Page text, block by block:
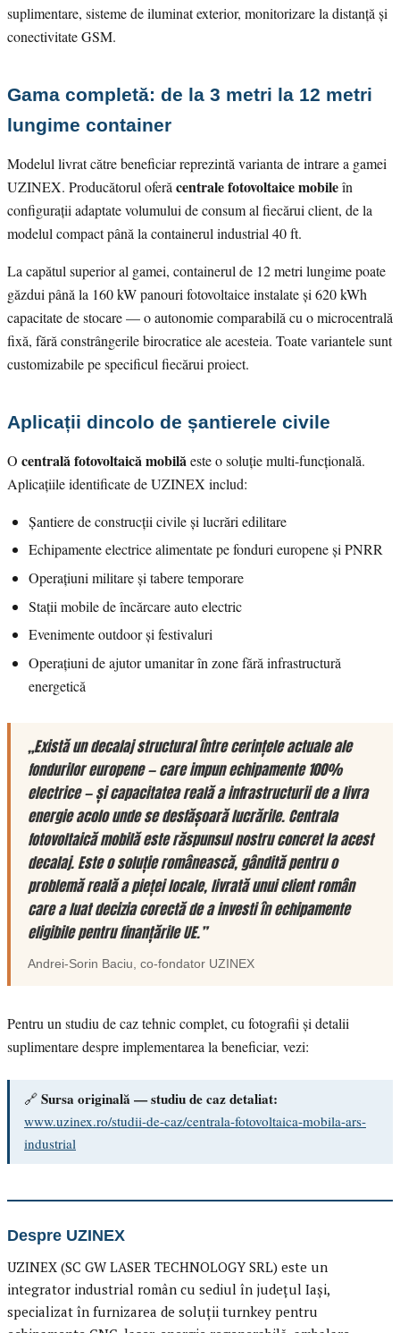
suplimentare, sisteme de iluminat exterior, monitorizare la distanță și
conectivitate GSM.
Gama completă: de la 3 metri la 12 metri
lungime container
Modelul livrat către beneficiar reprezintă varianta de intrare a gamei
UZINEX. Producătorul oferă centrale fotovoltaice mobileîn
configurații adaptate volumului de consum al fiecărui client, de la
modelul compact până la containerul industrial 40 ft.
La capătul superior al gamei, containerul de 12 metri lungime poate
găzdui până la 160 kW panouri fotovoltaice instalate și 620 kWh
capacitate de stocare — o autonomie comparabilă cu o microcentrală
fixă, fără constrângerile birocratice ale acesteia. Toate variantele sunt
customizabile pe specificul fiecărui proiect.
Aplicații dincolo de șantierele civile
O centrală fotovoltaică mobilăeste o soluție multi-funcțională.
Aplicațiile identificate de UZINEX includ:
Șantiere de construcții civile și lucrări edilitare
Echipamente electrice alimentate pe fonduri europene și PNRR
Operațiuni militare și tabere temporare
Stații mobile de încărcare auto electric
Evenimente outdoor și festivaluri
Operațiuni de ajutor umanitar în zone fără infrastructură
energetică
„Există un decalaj structural între cerințele actuale ale
fondurilor europene — care impun echipamente 100%
electrice — și capacitatea reală a infrastructurii de a livra
energie acolo unde se desfășoară lucrările. Centrala
fotovoltaică mobilă este răspunsul nostru concret la acest
decalaj. Este o soluție românească, gândită pentru o
problemă reală a pieței locale, livrată unui client român
care a luat decizia corectă de a investi în echipamente
eligibile pentru finanțările UE.”
Andrei-Sorin Baciu, co-fondator UZINEX
Pentru un studiu de caz tehnic complet, cu fotografii și detalii
suplimentare despre implementarea la beneficiar, vezi:
🔗 Sursa originală — studiu de caz detaliat:
www.uzinex.ro/studii-de-caz/centrala-fotovoltaica-mobila-ars-
industrial
Despre UZINEX
UZINEX (SC GW LASER TECHNOLOGY SRL) este un
integrator industrial român cu sediul în județul Iași,
specializat în furnizarea de soluții turnkey pentru